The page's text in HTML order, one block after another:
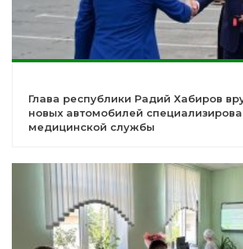
Глава республики Радий Хабиров
новых автомобилей
медицинской службы